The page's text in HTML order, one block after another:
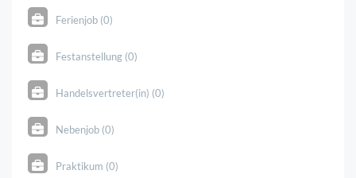
Ferienjob (0)
Festanstellung (0)
Handelsvertreter(in) (0)
Nebenjob (0)
Praktikum (0)